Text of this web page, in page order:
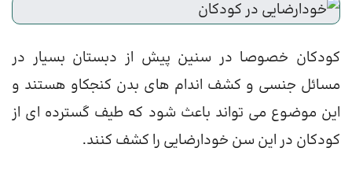
کودکان خصوصا در سنین پیش از دبستان بسیار در
مسائل جنسی و کشف اندام های بدن کنجکاو هستند و
این موضوع می تواند باعث شود که طیف گسترده ای از
کودکان در این سن خودارضایی را کشف کنند.